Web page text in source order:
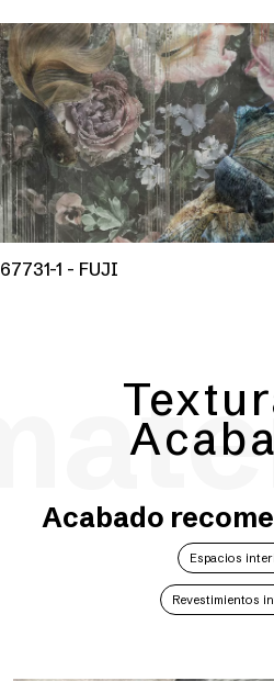
67731-1 - FUJI
Acabado
Espacios
Revestimientos